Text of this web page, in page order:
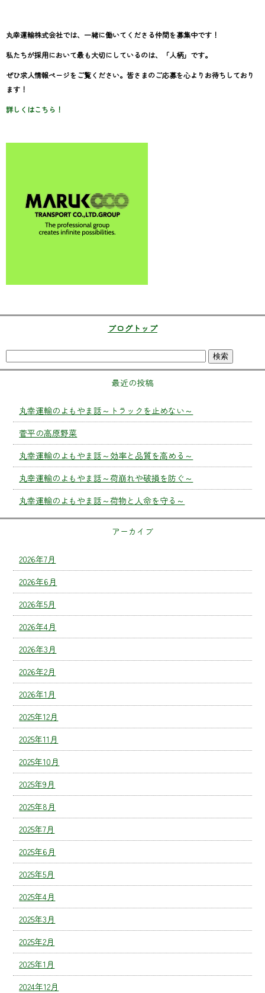
丸幸運輸株式会社では、一緒に働いてくださる仲間を募集中です！
私たちが採用において最も大切にしているのは、「人柄」です。
ぜひ求人情報ページをご覧ください。皆さまのご応募を心よりお待ちしており
ます！
詳しくはこちら！
ブログトップ
最近の投稿
丸幸運輸のよもやま話～トラックを止めない～
菅平の高原野菜
丸幸運輸のよもやま話～効率と品質を高める～
丸幸運輸のよもやま話～荷崩れや破損を防ぐ～
丸幸運輸のよもやま話～荷物と人命を守る～
アーカイブ
2026年7月
2026年6月
2026年5月
2026年4月
2026年3月
2026年2月
2026年1月
2025年12月
2025年11月
2025年10月
2025年9月
2025年8月
2025年7月
2025年6月
2025年5月
2025年4月
2025年3月
2025年2月
2025年1月
2024年12月